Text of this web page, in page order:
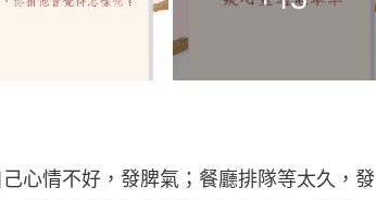
心情不好，發脾氣；餐廳排隊等太久，發